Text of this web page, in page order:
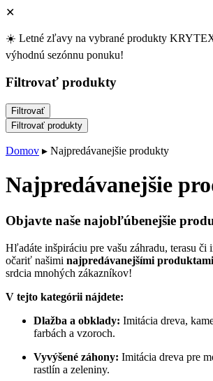
✕
☀️ Letné zľavy na vybrané produkty
výhodnú sezónnu ponuku!
Filtrovať produkty
Filtrovať
Filtrovať produkty
Domov ▸ Najpredávanejšie produkty
Najpredávanejšie
Objavte naše najobľúbenejšie
Hľadáte inšpiráciu pre vašu záhradu, terasu či
očariť našimi najpredávanejšími produktami
srdcia mnohých zákazníkov!
V tejto kategórii nájdete:
Dlažba a obklady: Imitácia dreva,
farbách a vzoroch.
Vyvýšené záhony: Imitácia dreva pre
rastlín a zeleniny.